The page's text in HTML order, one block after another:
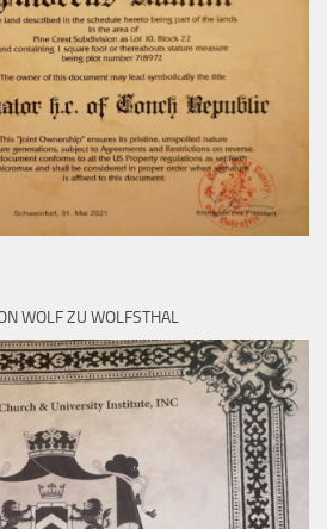
WOLF ZU WOLFSTHAL